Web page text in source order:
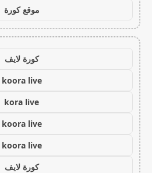
موقع كورة
كورة لايف
koora live
kora live
koora live
koora live
كورة لايف